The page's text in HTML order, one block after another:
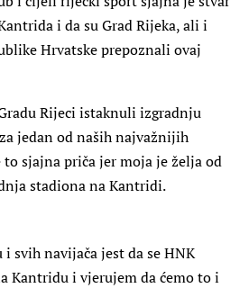
i da su Grad Rijeka, ali i
Hrvatske prepoznali ovaj
Rijeci istaknuli izgradnju
jedan od naših najvažnijih
to sjajna priča jer moja je želja od
stadiona na Kantridi.
svih navijača jest da se HNK
Kantridu i vjerujem da ćemo to i